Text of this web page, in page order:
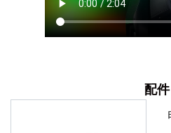
配件